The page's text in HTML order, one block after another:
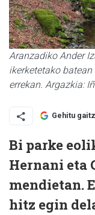
Aranzadiko Ander
ikerketetako
errekan. Argazkia:
Gehitu
Bi parke
Hernani eta
mendietan.
hitz egin